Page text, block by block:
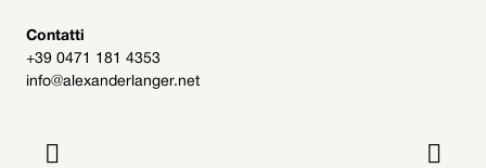
Contatti
+39 0471 181 4353
info@alexanderlanger.net
 